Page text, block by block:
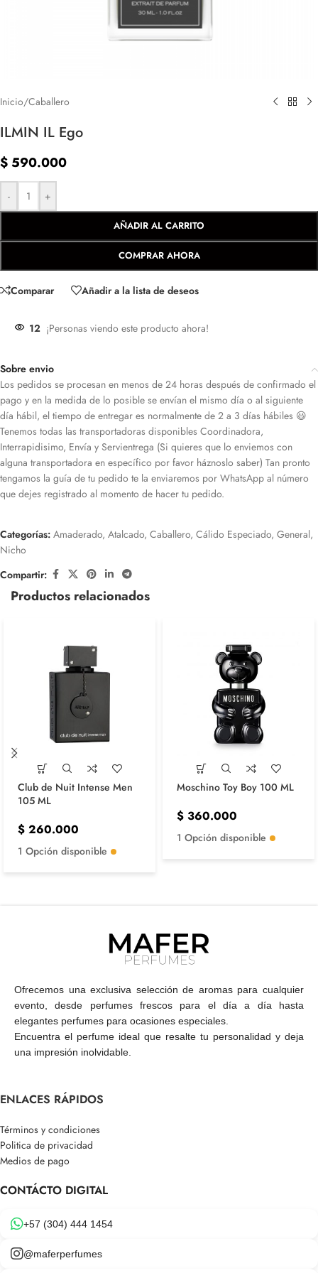
Inicio/Caballero
ILMIN IL Ego
$ 590.000
- +
AÑADIR AL CARRITO
COMPRAR AHORA
Comparar Añadir a la lista de deseos
12 ¡Personas viendo este producto ahora!
Sobre envio
Los pedidos se procesan en menos de 24 horas después de confirmado el
pago y en la medida de lo posible se envían el mismo día o al siguiente
día hábil, el tiempo de entregar es normalmente de 2 a 3 días hábiles 😃
Tenemos todas las transportadoras disponibles Coordinadora,
Interrapidisimo, Envía y Servientrega (Si quieres que lo enviemos con
alguna transportadora en específico por favor háznoslo saber) Tan pronto
tengamos la guía de tu pedido te la enviaremos por WhatsApp al número
que dejes registrado al momento de hacer tu pedido.
Categorías: Amaderado, Atalcado, Caballero, Cálido Especiado, General,
Nicho
Compartir:
Productos relacionados
Club de Nuit Intense Men
105 ML
$ 260.000
1 Opción disponible
Moschino Toy Boy 100 ML
$ 360.000
1 Opción disponible
Ofrecemos una exclusiva selección de aromas para cualquier
evento, desde perfumes frescos para el día a día hasta
elegantes perfumes para ocasiones especiales.
Encuentra el perfume ideal que resalte tu personalidad y deja
una impresión inolvidable.
ENLACES RÁPIDOS
Términos y condiciones
Politica de privacidad
Medios de pago
CONTÁCTO DIGITAL
+57 (304) 444 1454
@maferperfumes